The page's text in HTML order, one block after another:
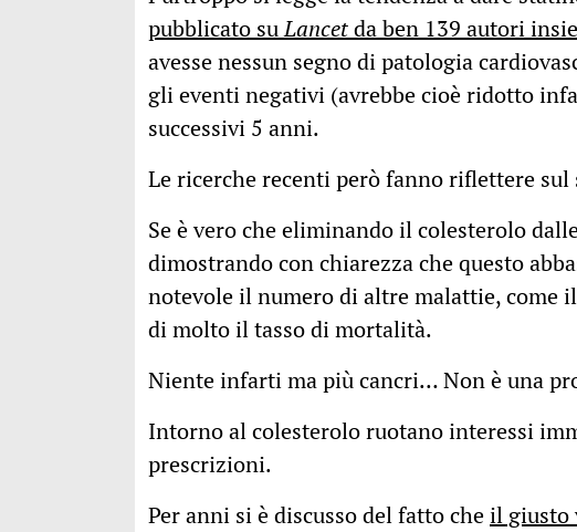
pubblicato suLancetda ben 139 autori
avesse nessun segno di patologia
gli eventi negativi (avrebbe cioè ridotto
successivi 5 anni.
Le ricerche recenti però fanno riflettere
Se è vero che eliminando il colesterolo
dimostrando con chiarezza che questo
notevole il numero di altre malattie, come
di molto il tasso di mortalità.
Niente infarti ma più cancri… Non è una
Intorno al colesterolo ruotano interessi
prescrizioni.
Per anni si è discusso del fatto cheil giusto